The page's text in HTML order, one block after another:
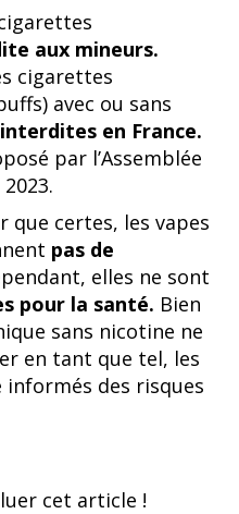
aux mineurs.
cigarettes
avec ou sans
interdites en France.
par l’Assemblée
certes, les vapes
pas de
elles ne sont
pour la santé. Bien
sans nicotine ne
en tant que tel, les
des risques
cet article !